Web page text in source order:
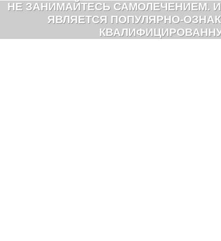
НЕ ЗАНИМАЙТЕСЬ САМОЛЕЧЕНИЕМ.
ЯВЛЯЕТСЯ ПОПУЛЯРНО-